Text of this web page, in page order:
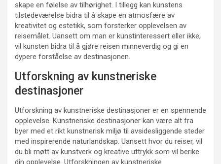
skape en følelse av tilhørighet. I tillegg kan kunstens
tilstedeværelse bidra til å skape en atmosfære av
kreativitet og estetikk, som forsterker opplevelsen av
reisemålet. Uansett om man er kunstinteressert eller ikke,
vil kunsten bidra til å gjøre reisen minneverdig og gi en
dypere forståelse av destinasjonen.
Utforskning av kunstneriske
destinasjoner
Utforskning av kunstneriske destinasjoner er en spennende
opplevelse. Kunstneriske destinasjoner kan være alt fra
byer med et rikt kunstnerisk miljø til avsidesliggende steder
med inspirerende naturlandskap. Uansett hvor du reiser, vil
du bli møtt av kunstverk og kreative uttrykk som vil berike
din opplevelse. Utforskningen av kunstneriske